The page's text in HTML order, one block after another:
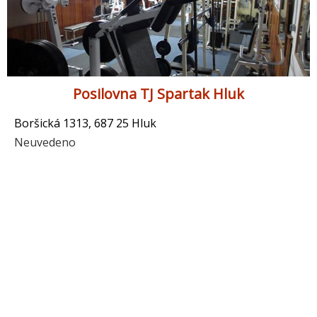
Posilovna TJ Spartak Hluk
Boršická 1313, 687 25 Hluk
Neuvedeno